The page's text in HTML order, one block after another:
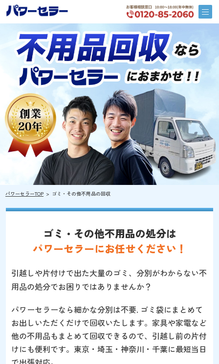
パワーセラーTOP ゴミ・その他不用品の回収
ゴミ・その他不用品の処分は
パワーセラーにお任せください！
引越しや片付けで出た大量のゴミ、分別がわからない不
用品の処分でお困りではありませんか？
パワーセラーなら細かな分別は不要. ゴミ袋にまとめて
お出しいただくだけで回収いたします。家具や家電など
他の不用品もまとめて回収できるので、引越し前の片付
けにも便利です。東京・埼玉・神奈川・千葉に最短当日